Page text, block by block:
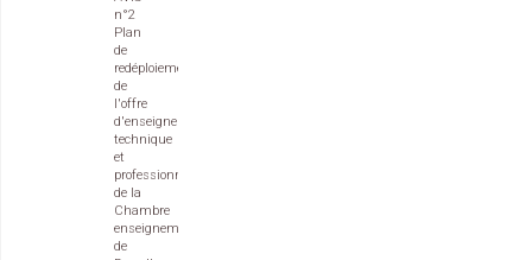
n°2
Plan
de
redéploiement
de
l'offre
d'enseignement
technique
et
professionnel
de la
Chambre
enseignement
de